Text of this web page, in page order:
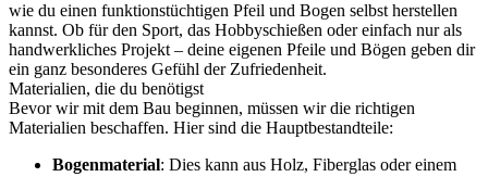
wie du einen funktionstüchtigen Pfeil und Bogen selbst herstellen
kannst. Ob für den Sport, das Hobbyschießen oder einfach nur als
handwerkliches Projekt – deine eigenen Pfeile und Bögen geben dir
ein ganz besonderes Gefühl der Zufriedenheit.
Materialien, die du benötigst
Bevor wir mit dem Bau beginnen, müssen wir die richtigen
Materialien beschaffen. Hier sind die Hauptbestandteile:
Bogenmaterial: Dies kann aus Holz, Fiberglas oder einem